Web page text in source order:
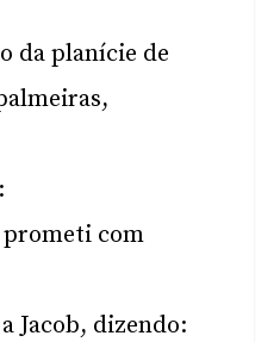
da planície de
prometi com
Jacob, dizendo: